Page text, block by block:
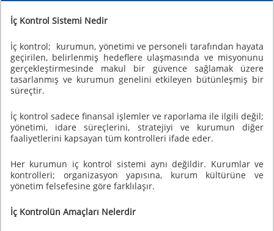
İç Kontrol Sistemi Nedir
İç kontrol; kurumun, yönetimi ve personeli tarafından hayata
geçirilen, belirlenmiş hedeflere ulaşmasında ve misyonunu
gerçekleştirmesinde makul bir güvence sağlamak üzere
tasarlanmış ve kurumun genelini etkileyen bütünleşmiş bir
süreçtir.
İç kontrol sadece finansal işlemler ve raporlama ile ilgili değil;
yönetimi, idare süreçlerini, stratejiyi ve kurumun diğer
faaliyetlerini kapsayan tüm kontrolleri ifade eder.
Her kurumun iç kontrol sistemi aynı değildir. Kurumlar ve
kontrolleri; organizasyon yapısına, kurum kültürüne ve
yönetim felsefesine göre farklılaşır.
İç Kontrolün Amaçları Nelerdir